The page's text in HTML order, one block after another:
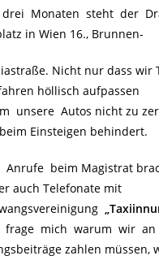
Monaten steht der
in Wien 16., Brunnen-
Nicht nur dass wir
höllisch aufpassen
unsere Autos nicht zu
Einsteigen behindert.
Anrufe beim Magistrat
auch Telefonate mit
mich warum wir an
zahlen müssen,